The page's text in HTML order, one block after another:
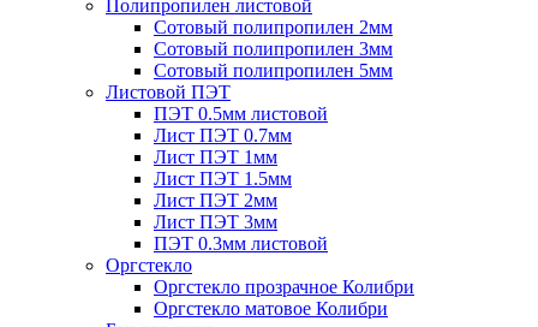
Полипропилен листовой
Сотовый полипропилен 2мм
Сотовый полипропилен 3мм
Сотовый полипропилен 5мм
Листовой ПЭТ
ПЭТ 0.5мм листовой
Лист ПЭТ 0.7мм
Лист ПЭТ 1мм
Лист ПЭТ 1.5мм
Лист ПЭТ 2мм
Лист ПЭТ 3мм
ПЭТ 0.3мм листовой
Оргстекло
Оргстекло прозрачное Колибри
Оргстекло матовое Колибри